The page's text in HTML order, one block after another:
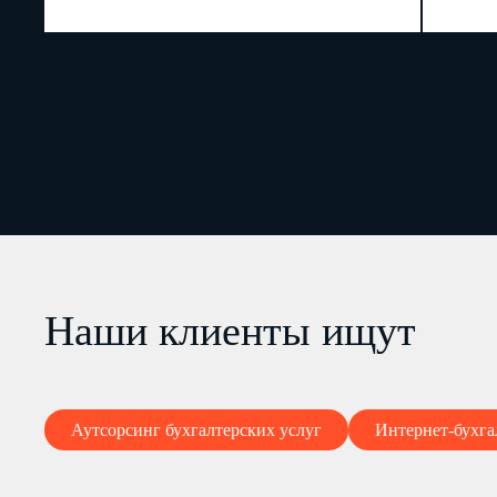
Наши клиенты ищут
Аутсорсинг бухгалтерских услуг Интернет-